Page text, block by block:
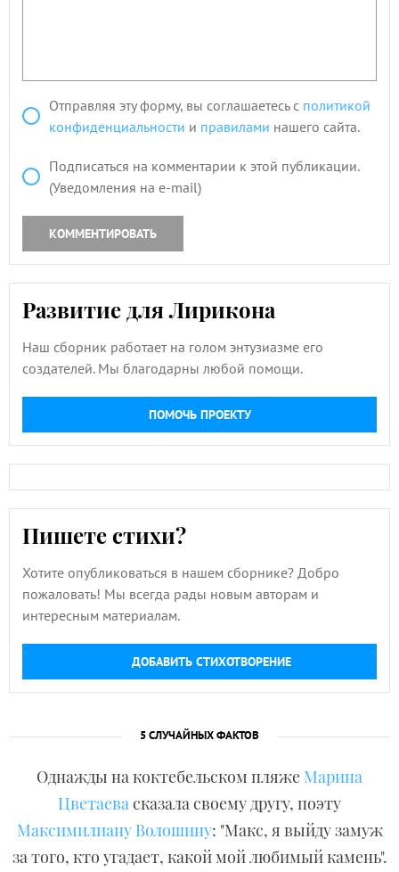
Отправляя эту форму, вы соглашаетесь с политикой
конфиденциальности и правилами нашего сайта.
Подписаться на комментарии к этой публикации.
(Уведомления на e-mail)
КОММЕНТИРОВАТЬ
Развитие для Лирикона
Наш сборник работает на голом энтузиазме его
создателей. Мы благодарны любой помощи.
ПОМОЧЬ ПРОЕКТУ
Пишете стихи?
Хотите опубликоваться в нашем сборнике? Добро
пожаловать! Мы всегда рады новым авторам и
интересным материалам.
ДОБАВИТЬ СТИХОТВОРЕНИЕ
5 СЛУЧАЙНЫХ ФАКТОВ
Однажды на коктебельском пляже Марина
Цветаевасказала своему другу, поэту
Максимилиану Волошину: "Макс, я выйду замуж
за того, кто угадает, какой мой любимый камень".